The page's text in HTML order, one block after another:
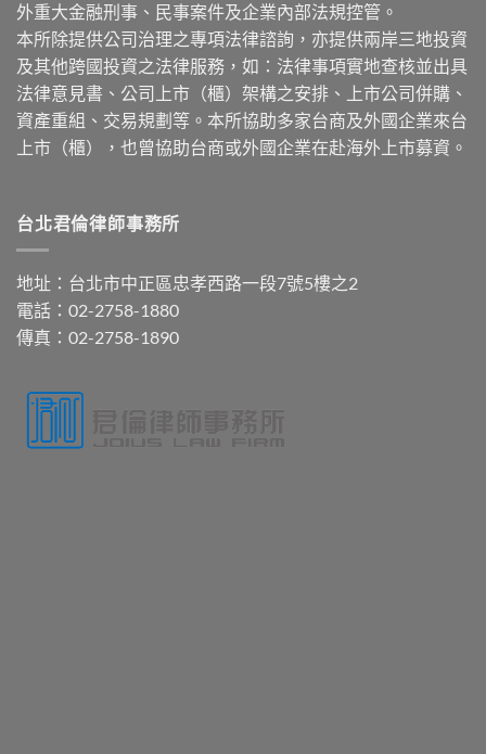
外重大金融刑事、民事案件及企業內部法規控管。
本所除提供公司治理之專項法律諮詢，亦提供兩岸三地投資
及其他跨國投資之法律服務，如：法律事項實地查核並出具
法律意見書、公司上市（櫃）架構之安排、上市公司併購、
資產重組、交易規劃等。本所協助多家台商及外國企業來台
上市（櫃），也曾協助台商或外國企業在赴海外上市募資。
台北君倫律師事務所
地址：台北市中正區忠孝西路一段7號5樓之2
電話：02-2758-1880
傳真：02-2758-1890